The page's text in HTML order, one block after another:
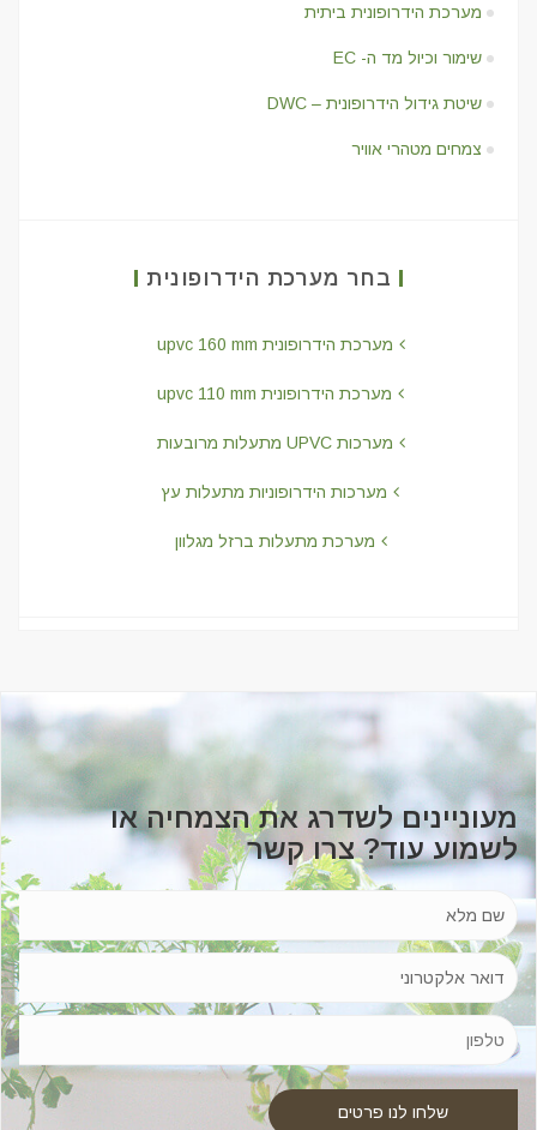
מערכת הידרופונית ביתית
שימור וכיול מד ה- EC
שיטת גידול הידרופונית – DWC
צמחים מטהרי אוויר
בחר מערכת הידרופונית
מערכת הידרופונית upvc 160 mm
מערכת הידרופונית upvc 110 mm
מערכות UPVC מתעלות מרובעות
מערכות הידרופוניות מתעלות עץ
מערכת מתעלות ברזל מגלוון
מעוניינים לשדרג את הצמחיה או
לשמוע עוד? צרו קשר